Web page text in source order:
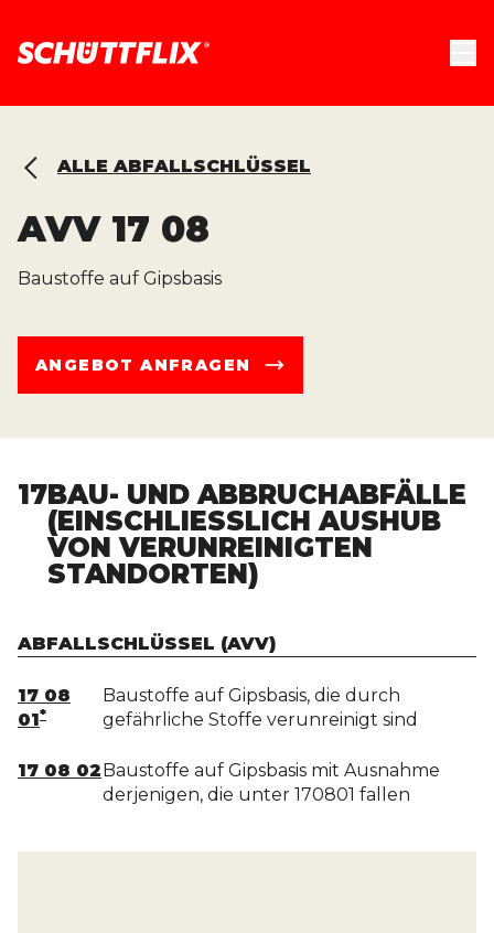
ALLE ABFALLSCHLÜSSEL
AVV 17 08
Baustoffe auf Gipsbasis
ANGEBOT ANFRAGEN
17BAU- UND ABBRUCHABFÄLLE
(EINSCHLIESSLICH AUSHUB V
ON VERUNREINIGTEN S
TANDORTEN)
ABFALLSCHLÜSSEL (AVV)
17 08
01*
Baustoffe auf Gipsbasis, die durch
gefährliche Stoffe verunreinigt sind
17 08 02Baustoffe auf Gipsbasis mit Ausnahme
derjenigen, die unter 170801 fallen